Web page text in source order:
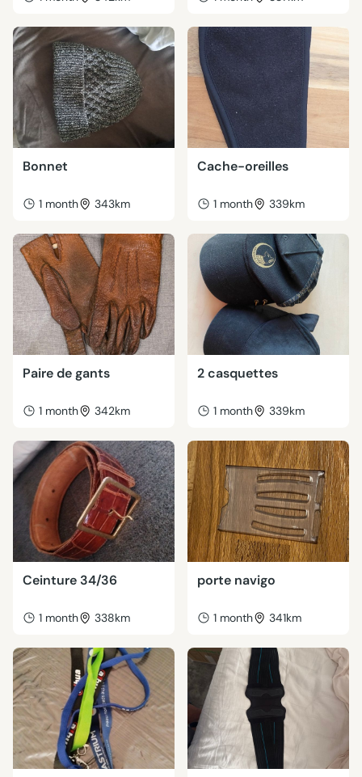
Bonnet
1 month 343km
Cache-oreilles
1 month 339km
Paire de gants
1 month 342km
2 casquettes
1 month 339km
Ceinture 34/36
1 month 338km
porte navigo
1 month 341km